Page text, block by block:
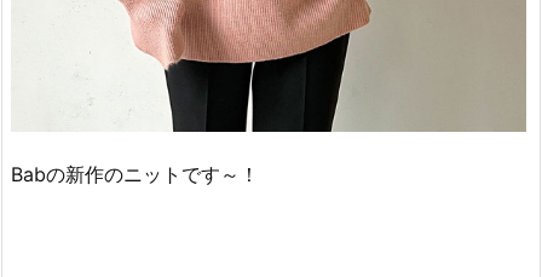
Babの新作のニットです～！